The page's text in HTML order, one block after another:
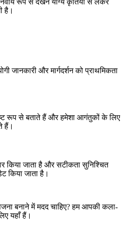
रूप से देखने योग्य कृतियों से लेकर
है।
जानकारी और मार्गदर्शन को प्राथमिकता
रूप से बताते हैं और हमेशा आगंतुकों के लिए
हैं।
किया जाता है और सटीकता सुनिश्चित
किया जाता है।
बनाने में मदद चाहिए? हम आपकी कला-
यहाँ हैं।